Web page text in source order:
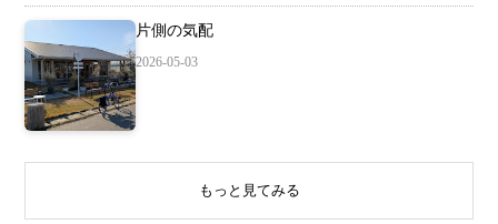
片側の気配
2026-05-03
もっと見てみる